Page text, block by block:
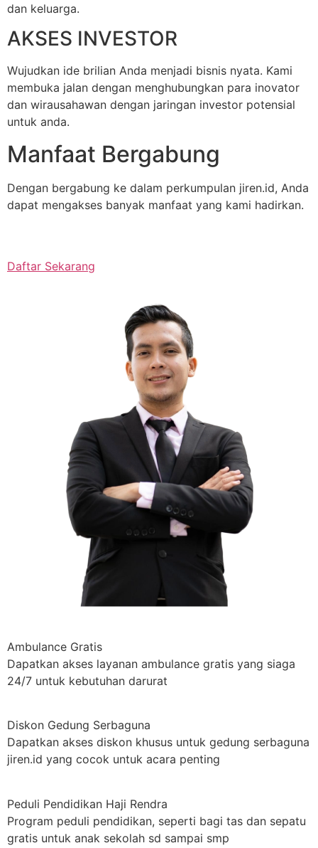
dan keluarga.
AKSES INVESTOR
Wujudkan ide brilian Anda menjadi bisnis nyata. Kami
membuka jalan dengan menghubungkan para inovator
dan wirausahawan dengan jaringan investor potensial
untuk anda.
Manfaat Bergabung
Dengan bergabung ke dalam perkumpulan jiren.id, Anda
dapat mengakses banyak manfaat yang kami hadirkan.
Daftar Sekarang
Ambulance Gratis
Dapatkan akses layanan ambulance gratis yang siaga
24/7 untuk kebutuhan darurat
Diskon Gedung Serbaguna
Dapatkan akses diskon khusus untuk gedung serbaguna
jiren.id yang cocok untuk acara penting
Peduli Pendidikan Haji Rendra
Program peduli pendidikan, seperti bagi tas dan sepatu
gratis untuk anak sekolah sd sampai smp